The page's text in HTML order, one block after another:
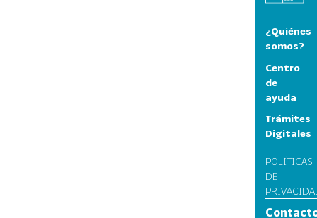
¿Quiénes
somos?
Centro
de
ayuda
Trámites
Digitales
POLÍTICAS
DE